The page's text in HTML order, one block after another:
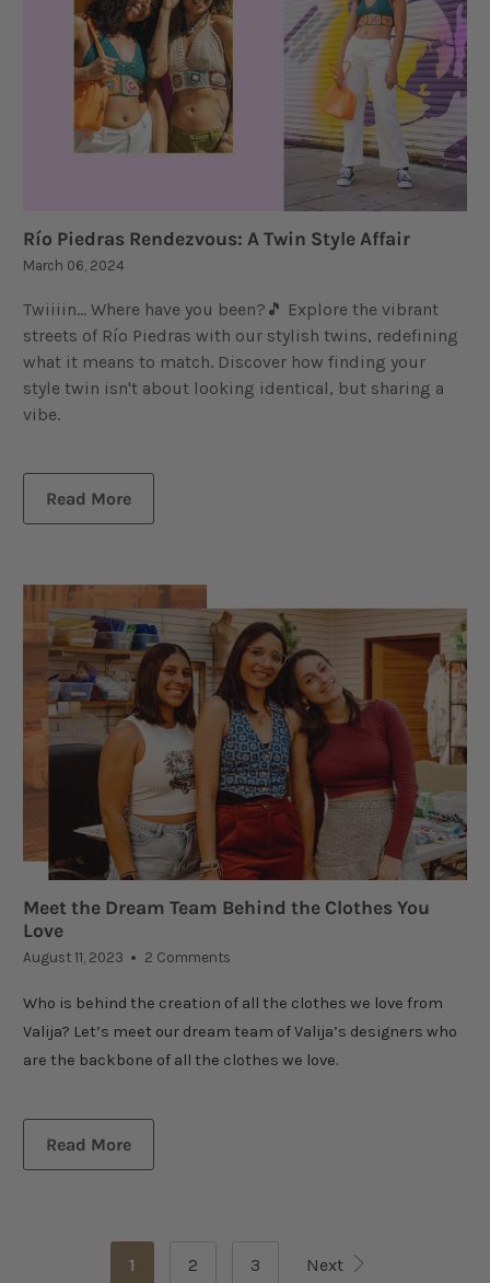
Río Piedras Rendezvous: A Twin Style Affair
March 06, 2024
Twiiiin… Where have you been?🎵 Explore the vibrant
streets of Río Piedras with our stylish twins, redefining
what it means to match. Discover how finding your
style twin isn't about looking identical, but sharing a
vibe.
Read More
Meet the Dream Team Behind the Clothes You
Love
August 11, 2023 2 Comments
Who is behind the creation of all the clothes we love from
Valija? Let’s meet our dream team of Valija’s designers who
are the backbone of all the clothes we love.
Read More
1 2 3 Next